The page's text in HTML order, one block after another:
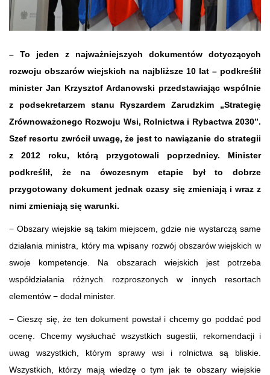
– To jeden z najważniejszych dokumentów dotyczących
rozwoju obszarów wiejskich na najbliższe 10 lat – podkreślił
minister Jan Krzysztof Ardanowski przedstawiając wspólnie
z podsekretarzem stanu Ryszardem Zarudzkim „Strategię
Zrównoważonego Rozwoju Wsi, Rolnictwa i Rybactwa 2030”.
Szef resortu zwrócił uwagę, że jest to nawiązanie do strategii
z 2012 roku, którą przygotowali poprzednicy. Minister
podkreślił, że na ówczesnym etapie był to dobrze
przygotowany dokument jednak czasy się zmieniają i wraz z
nimi zmieniają się warunki.
− Obszary wiejskie są takim miejscem, gdzie nie wystarczą same
działania ministra, który ma wpisany rozwój obszarów wiejskich w
swoje kompetencje. Na obszarach wiejskich jest potrzeba
współdziałania różnych rozproszonych w innych resortach
elementów − dodał minister.
− Cieszę się, że ten dokument powstał i chcemy go poddać pod
ocenę. Chcemy wysłuchać wszystkich sugestii, rekomendacji i
uwag wszystkich, którym sprawy wsi i rolnictwa są bliskie.
Wszystkich, którzy mają wiedzę o tym jak te obszary wiejskie